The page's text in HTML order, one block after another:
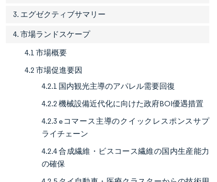
3. エグゼクティブサマリー
4. 市場ランドスケープ
4.1 市場概要
4.2 市場促進要因
4.2.1 国内観光主導のアパレル需要回復
4.2.2 機械設備近代化に向けた政府BOI優遇措置
4.2.3 eコマース主導のクイックレスポンスサプ
ライチェーン
4.2.4 合成繊維・ビスコース繊維の国内生産能力
の確保